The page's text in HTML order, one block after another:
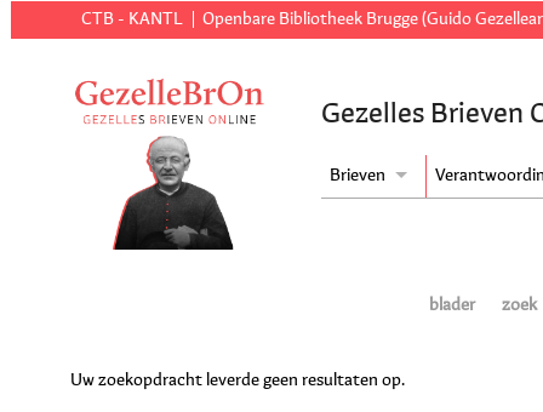
CTB - KANTL Openbare Bibliotheek Brugge (Guido
Gezelles Brieven
Brieven
blader zoek
Uw zoekopdracht leverde geen resultaten op.